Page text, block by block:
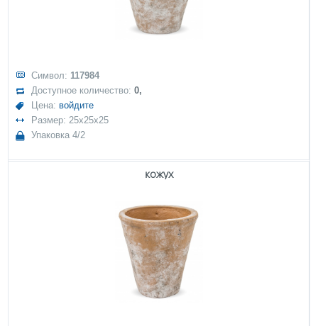
Символ: 117984
Доступное количество:0,
Цена: войдите
Размер: 25x25x25
Упаковка 4/2
кожух